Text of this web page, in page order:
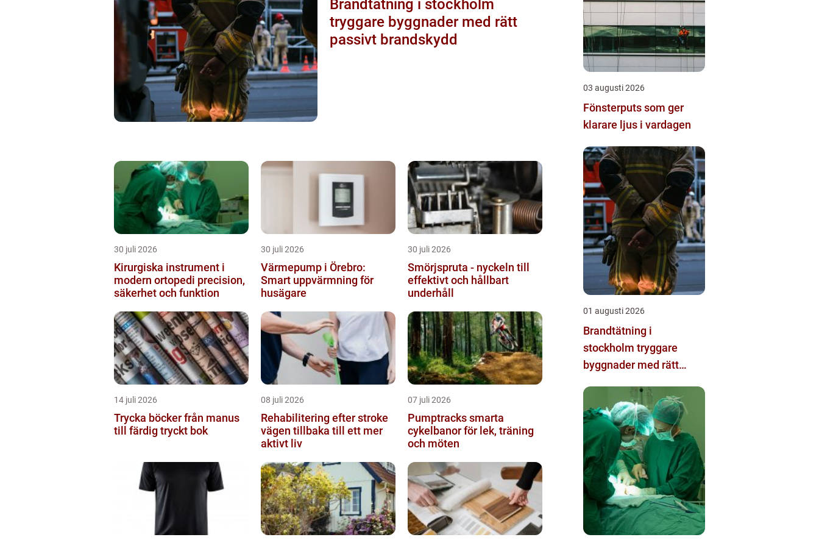
Brandtätning i stockholm
tryggare byggnader med rätt
passivt brandskydd
30 juli 2026
Kirurgiska instrument i
modern ortopedi precision,
säkerhet och funktion
30 juli 2026
Värmepump i Örebro:
Smart uppvärmning för
husägare
30 juli 2026
Smörjspruta - nyckeln till
effektivt och hållbart
underhåll
14 juli 2026
Trycka böcker från manus
till färdig tryckt bok
08 juli 2026
Rehabilitering efter stroke
vägen tillbaka till ett mer
aktivt liv
07 juli 2026
Pumptracks smarta
cykelbanor för lek, träning
och möten
03 augusti 2026
Fönsterputs som ger
klarare ljus i vardagen
01 augusti 2026
Brandtätning i
stockholm tryggare
byggnader med rätt